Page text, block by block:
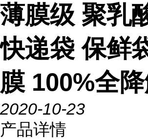
薄膜级 聚乳
快递袋 保鲜
膜 100%全
2020-10-23
产品详情